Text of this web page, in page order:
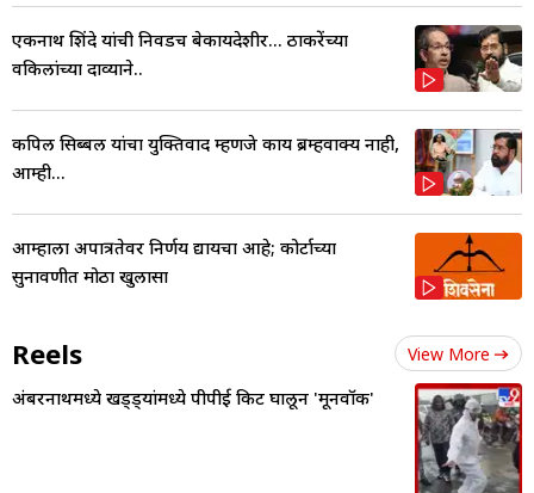
एकनाथ शिंदे यांची निवडच बेकायदेशीर... ठाकरेंच्या
वकिलांच्या दाव्याने..
कपिल सिब्बल यांचा युक्तिवाद म्हणजे काय ब्रम्हवाक्य नाही,
आम्ही...
आम्हाला अपात्रतेवर निर्णय द्यायचा आहे; कोर्टाच्या
सुनावणीत मोठा खुलासा
Reels View More
अंबरनाथमध्ये खड्ड्यांमध्ये पीपीई किट घालून 'मूनवॉक'